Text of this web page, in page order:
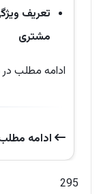
تعریف
مشتری
ادامه مطلب
ادامه‌
295